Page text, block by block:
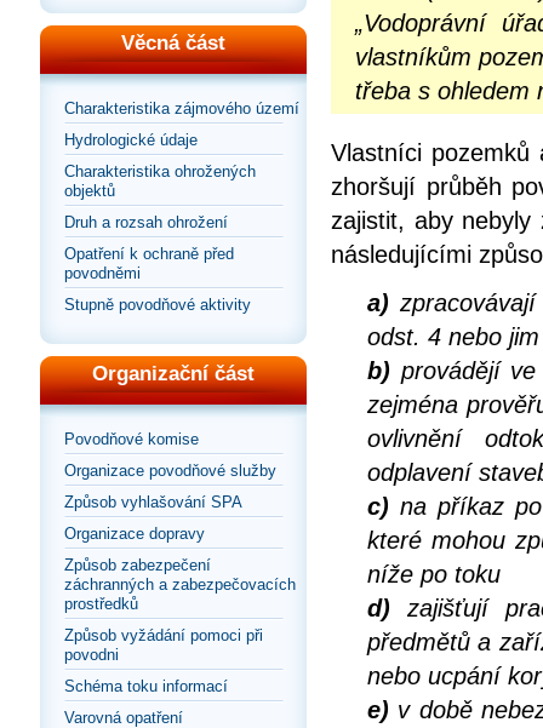
Věcná část
Charakteristika zájmového území
Hydrologické údaje
Charakteristika ohrožených
objektů
Druh a rozsah ohrožení
Opatření k ochraně před
povodněmi
Stupně povodňové aktivity
Organizační část
Povodňové komise
Organizace povodňové služby
Způsob vyhlašování SPA
Organizace dopravy
Způsob zabezpečení
záchranných a zabezpečovacích
prostředků
Způsob vyžádání pomoci při
povodni
Schéma toku informací
Varovná opatření
„Vodoprávní
vlastníkům
třeba s ohledem
Vlastníci
zhoršují průběh
zajistit, aby
následujícími
a)
odst. 4 nebo
b) provádějí
zejména
ovlivnění
odplavení
c) na příkaz
které mohou
níže po toku
d) zajišťují
předmětů a
nebo ucpání
e) v době